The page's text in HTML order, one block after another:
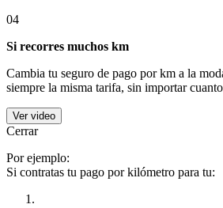
04
Si recorres muchos km
Cambia tu seguro de pago por km a la
siempre la misma tarifa, sin importar
Ver video
Cerrar
Por ejemplo:
Si contratas tu pago por kilómetro para tu: